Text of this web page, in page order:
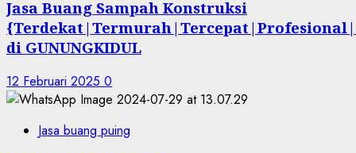
Jasa Buang Sampah Konstruksi
{Terdekat|Termurah|Tercepat|Profesional|
di GUNUNGKIDUL
12 Februari 2025 0
Jasa buang puing